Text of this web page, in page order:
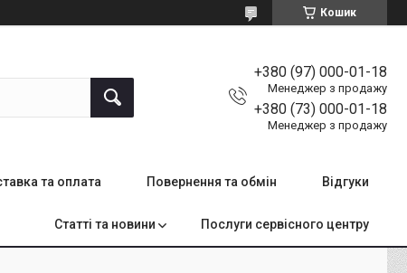
Кошик
+380 (97) 000-01-18
Менеджер з продажу
+380 (73) 000-01-18
Менеджер з продажу
та оплата Повернення та обмін Відгуки
Статті та новини Послуги сервісного центру